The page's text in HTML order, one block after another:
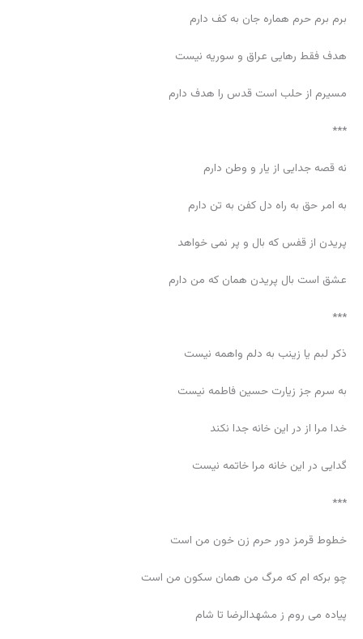
برم برم حرم هماره جان به کف دارم
هدف فقط رهایی عراق و سوریه نیست
مسیرم از حلب است قدس را هدف دارم
***
نه قصه جدایی از یار و وطن دارم
به امر حق به راه دل کفن به تن دارم
پریدن از قفس که بال و پر نمی خواهد
عشق است بال پریدن همان که من دارم
***
ذکر لبم یا زینب به دلم واهمه نیست
به سرم جز زیارت حسین فاطمه نیست
خدا مرا از در این خانه جدا نکند
گدایی در این خانه مرا خاتمه نیست
***
خطوط قرمز دور حرم زن خون من است
چو برکه ام که مرگ من همان سکون من است
پیاده می روم ز مشهدالرضا تا شام